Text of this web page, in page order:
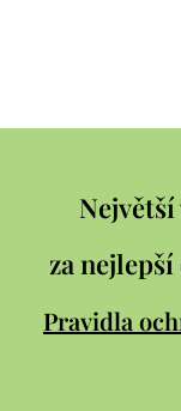
za nejlepší
Pravidla